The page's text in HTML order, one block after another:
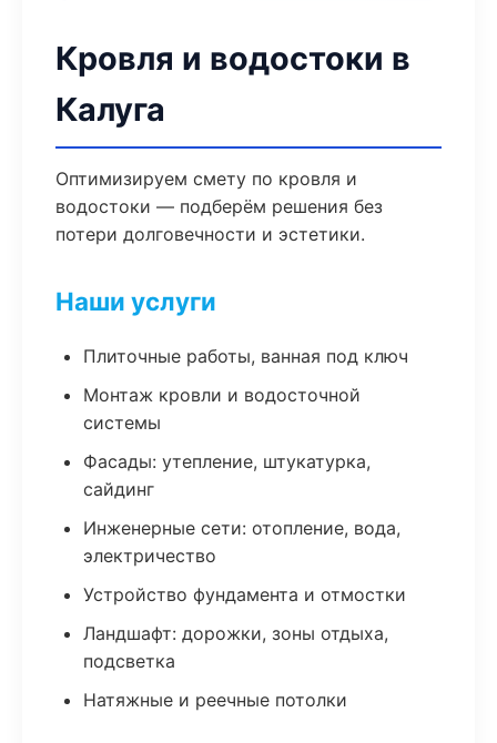
Кровля и водостоки в
Калуга
Оптимизируем смету по кровля и
водостоки — подберём решения без
потери долговечности и эстетики.
Наши услуги
Плиточные работы, ванная под ключ
Монтаж кровли и водосточной
системы
Фасады: утепление, штукатурка,
сайдинг
Инженерные сети: отопление, вода,
электричество
Устройство фундамента и отмостки
Ландшафт: дорожки, зоны отдыха,
подсветка
Натяжные и реечные потолки